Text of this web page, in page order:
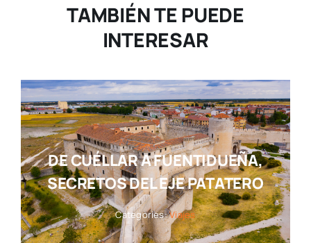
TAMBIÉN TE PUEDE
INTERESAR
DE CUÉLLAR A FUENTIDUEÑA,
SECRETOS DEL EJE PATATERO
Categories:Viajes